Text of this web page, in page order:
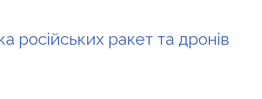
російських ракет та дронів